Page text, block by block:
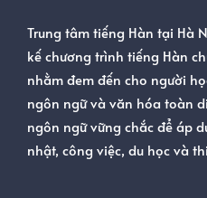
Trung tâm tiếng Hàn tại Hà
kế chương trình tiếng Hàn
nhằm đem đến cho người
ngôn ngữ và văn hóa toàn
ngôn ngữ vững chắc để áp
nhật, công việc, du học và